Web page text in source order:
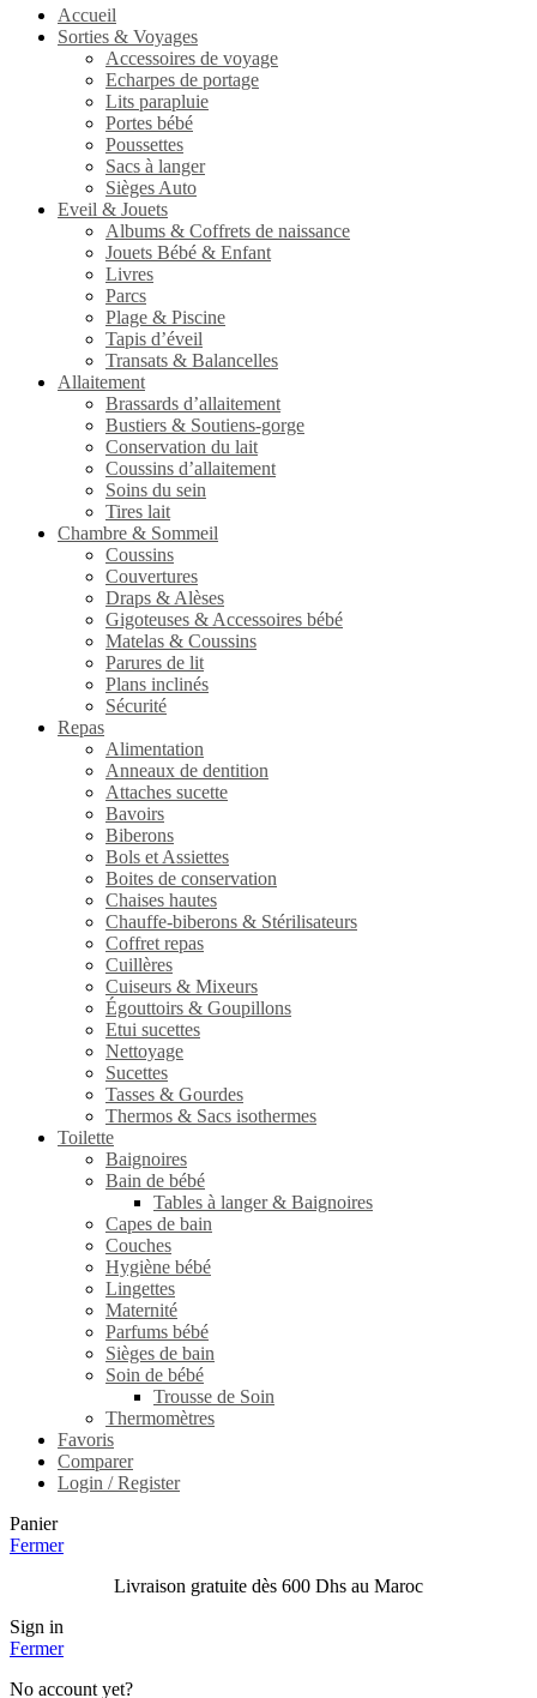
Accueil
Sorties & Voyages
Accessoires de voyage
Echarpes de portage
Lits parapluie
Portes bébé
Poussettes
Sacs à langer
Sièges Auto
Eveil & Jouets
Albums & Coffrets de naissance
Jouets Bébé & Enfant
Livres
Parcs
Plage & Piscine
Tapis d’éveil
Transats & Balancelles
Allaitement
Brassards d’allaitement
Bustiers & Soutiens-gorge
Conservation du lait
Coussins d’allaitement
Soins du sein
Tires lait
Chambre & Sommeil
Coussins
Couvertures
Draps & Alèses
Gigoteuses & Accessoires bébé
Matelas & Coussins
Parures de lit
Plans inclinés
Sécurité
Repas
Alimentation
Anneaux de dentition
Attaches sucette
Bavoirs
Biberons
Bols et Assiettes
Boites de conservation
Chaises hautes
Chauffe-biberons & Stérilisateurs
Coffret repas
Cuillères
Cuiseurs & Mixeurs
Égouttoirs & Goupillons
Etui sucettes
Nettoyage
Sucettes
Tasses & Gourdes
Thermos & Sacs isothermes
Toilette
Baignoires
Bain de bébé
Tables à langer & Baignoires
Capes de bain
Couches
Hygiène bébé
Lingettes
Maternité
Parfums bébé
Sièges de bain
Soin de bébé
Trousse de Soin
Thermomètres
Favoris
Comparer
Login / Register
Panier
Fermer
Livraison gratuite dès 600 Dhs au Maroc
Sign in
Fermer
No account yet?